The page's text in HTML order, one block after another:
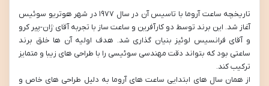
تاریخچه ساعت آروما با تاسیس آن در سال ۱۹۷۷ در شهر هوتریو سوئیس
آغاز شد. این برند توسط دو کارآفرین و ساعت ساز با تجربه آقای ژان-پیر کرو
و آقای فرانسیس لوئیز بنیان گذاری شد. هدف اولیه آن ها خلق برند
ساعتی بود که بتواند دقت مهندسی سوئیسی را با طراحی های زیبا و متمایز
ترکیب کند.
از همان سال های ابتدایی ساعت های آروما به دلیل طراحی های خاص و